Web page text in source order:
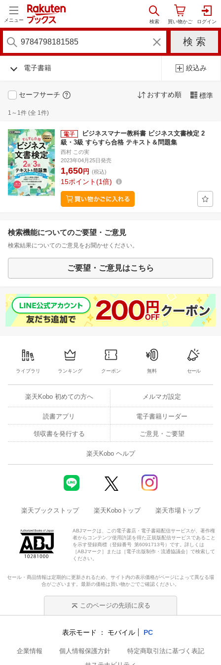
メニュー
電子書籍 絞込み
セーフサーチ おすすめ順 標準
1～1件 (全 1件)
ビジネスマナー教科書 ビジネス文書検定 2
級・3級 すらすら合格 テキスト＆問題集
西村 この実
2023年04月25日発売
1,650円 (税込)
15ポイント 1倍
検索機能についてのご要望・ご意見
検索結果についてのご意見をお聞かせください。
ご要望・ご意見はこちら
ライブラリ ランキング クーポン 無料 セール
楽天Kobo 初めての方へ メルマガ設定
読書アプリ 電子書籍リーダー
領収書を発行する ご意見・ご要望
楽天Kobo ヘルプ
楽天ブックストップ 楽天Koboトップ 楽天市場トップ
ABJマークは、この電子書店・電子書籍配信サービスが、著作権
者からコンテンツ使用許諾を得た正規版配信サービスであること
を示す登録商標（登録番号 第6091713号）です。詳しくは
［ABJマーク］または［電子出版制作・流通協議会］で検索して
ください。
セール・商品情報は定期的に更新されるため、サイト内の表示価格がページによって異なる場
合がございます。最新の価格は買い物かごでご確認ください。
このページの先頭に戻る
表示モード モバイル PC
企業情報 個人情報保護方針
特定商取引法に基づく表記